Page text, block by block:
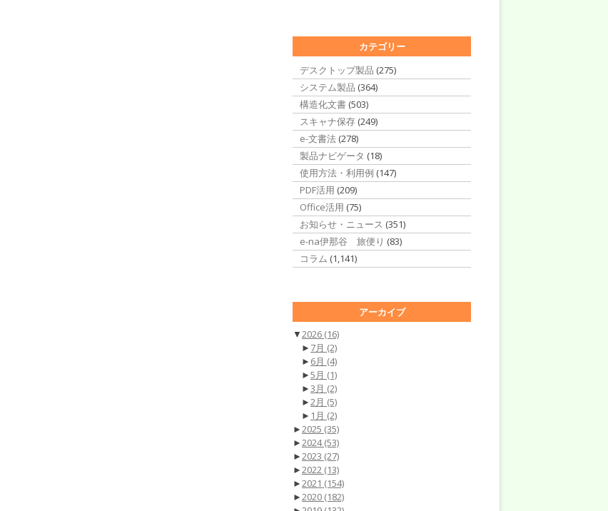
カテゴリー
デスクトップ製品 (275)
システム製品 (364)
構造化文書 (503)
スキャナ保存 (249)
e-文書法 (278)
製品ナビゲータ (18)
使用方法・利用例 (147)
PDF活用 (209)
Office活用 (75)
お知らせ・ニュース (351)
e-na伊那谷 旅便り (83)
コラム (1,141)
アーカイブ
▼2026 (16)
► 7月 (2)
► 6月 (4)
►5月 (1)
►3月 (2)
►2月 (5)
► 1月 (2)
►2025 (35)
►2024(53)
►2023 (27)
►2022 (13)
►2021 (154)
►2020 (182)